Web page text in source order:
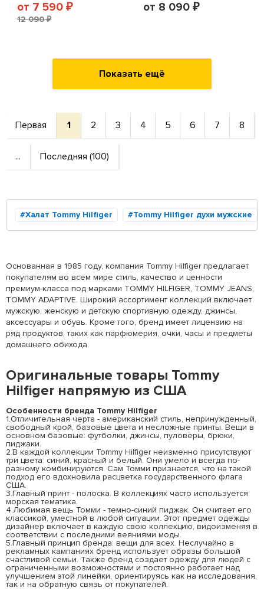
от 7 590 ₽
12 090 ₽
от 8 090 ₽
Показать ещё
Первая 1 2 3 4 5 6 7 8
... Последняя (100)
Халат Tommy Hilfiger Tommy Hilfiger духи мужские
Основанная в 1985 году, компания Tommy Hilfiger предлагает
покупателям во всем мире стиль, качество и ценности
премиум-класса под марками TOMMY HILFIGER, TOMMY JEANS,
TOMMY ADAPTIVE. Широкий ассортимент коллекций включает
мужскую, женскую и детскую спортивную одежду, джинсы,
аксессуары и обувь. Кроме того, бренд имеет лицензию на
ряд продуктов, таких как парфюмерия, очки, часы и предметы
домашнего обихода.
Оригинальные товары Tommy
Hilfiger напрямую из США
Особенности бренда Tommy Hilfiger
1.Отличительная черта - американский стиль, непринужденный,
свободный крой, базовые цвета и несложные принты. Вещи в
основном базовые: футболки, джинсы, пуловеры, брюки,
пиджаки.
2.В каждой коллекции Tommy Hilfiger неизменно присутствуют
три цвета: синий, красный и белый. Они умело и всегда по-
разному комбинируются. Сам Томми признается, что на такой
подход его вдохновила расцветка государственного флага
США.
3.Главный принт - полоска. В коллекциях часто используется
морская тематика.
4.Любимая вещь Томми - темно-синий пиджак. Он считает его
классикой, уместной в любой ситуации. Этот предмет одежды
дизайнер включает в каждую свою коллекцию, видоизменяя в
соответствии с последними веяниями моды.
5.Главный принцип бренда: вещи для всех. Неслучайно в
рекламных кампаниях бренд использует образы большой
счастливой семьи. Также бренд создает одежду для людей с
ограниченными возможностями и постоянно работает над
улучшением этой линейки, ориентируясь как на исследования,
так и на обратную связь от покупателей.